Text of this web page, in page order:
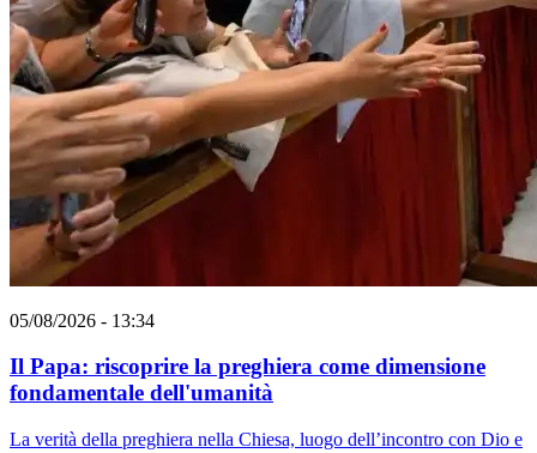
05/08/2026 - 13:34
Il Papa: riscoprire la preghiera come dimensione
fondamentale dell'umanità
La verità della preghiera nella Chiesa, luogo dell’incontro con Dio e